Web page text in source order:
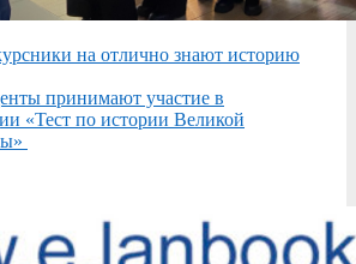
на отлично знают историю
принимают участие в
«Тест по истории Великой